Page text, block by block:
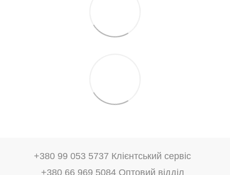
+380 99 053 5737 Клієнтський сервіс
+380 66 969 5084 Оптовий відділ